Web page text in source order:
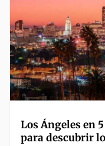
Los Ángeles en
para descubrir